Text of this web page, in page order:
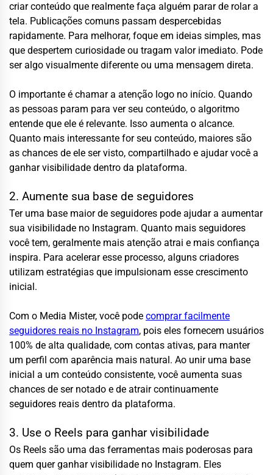
criar conteúdo que realmente faça alguém parar de rolar a
tela. Publicações comuns passam despercebidas
rapidamente. Para melhorar, foque em ideias simples, mas
que despertem curiosidade ou tragam valor imediato. Pode
ser algo visualmente diferente ou uma mensagem direta.
O importante é chamar a atenção logo no início. Quando
as pessoas param para ver seu conteúdo, o algoritmo
entende que ele é relevante. Isso aumenta o alcance.
Quanto mais interessante for seu conteúdo, maiores são
as chances de ele ser visto, compartilhado e ajudar você a
ganhar visibilidade dentro da plataforma.
2. Aumente sua base de seguidores
Ter uma base maior de seguidores pode ajudar a aumentar
sua visibilidade no Instagram. Quanto mais seguidores
você tem, geralmente mais atenção atrai e mais confiança
inspira. Para acelerar esse processo, alguns criadores
utilizam estratégias que impulsionam esse crescimento
inicial.
Com o Media Mister, você pode comprar facilmente
seguidores reais no Instagram, pois eles fornecem usuários
100% de alta qualidade, com contas ativas, para manter
um perfil com aparência mais natural. Ao unir uma base
inicial a um conteúdo consistente, você aumenta suas
chances de ser notado e de atrair continuamente
seguidores reais dentro da plataforma.
3. Use o Reels para ganhar visibilidade
Os Reels são uma das ferramentas mais poderosas para
quem quer ganhar visibilidade no Instagram. Eles